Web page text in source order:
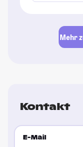
Mehr
Kontakt
E-Mail